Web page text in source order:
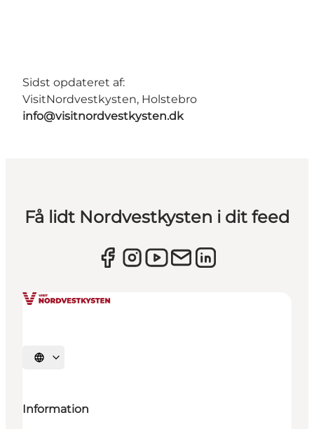
Sidst opdateret af:
VisitNordvestkysten, Holstebro
info@visitnordvestkysten.dk
Få lidt Nordvestkysten i dit feed
Vælg sprog
Information